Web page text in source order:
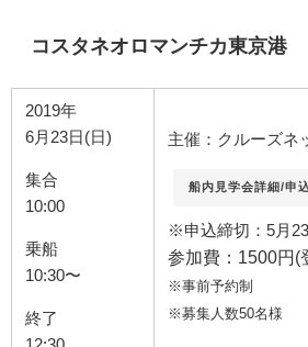
コスタネオロマンチカ東京港
2019年
6月23日(日)
集合
10:00
乗船
10:30〜
終了
主催：クルーズネ
船内見学会詳細/申
※申込締切： 5月
参加費：1500円(
※事前予約制
※募集人数50名様